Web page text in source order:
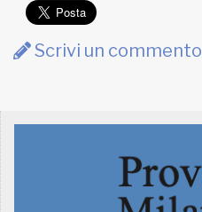
Scrivi un commento